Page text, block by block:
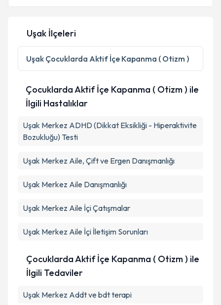
Uşak İlçeleri
Uşak Çocuklarda Aktif İçe Kapanma ( Otizm )
Çocuklarda Aktif İçe Kapanma ( Otizm ) ile
İlgili Hastalıklar
Uşak Merkez ADHD (Dikkat Eksikliği - Hiperaktivite
Bozukluğu) Testi
Uşak Merkez Aile, Çift ve Ergen Danışmanlığı
Uşak Merkez Aile Danışmanlığı
Uşak Merkez Aile İçi Çatışmalar
Uşak Merkez Aile İçi İletişim Sorunları
Çocuklarda Aktif İçe Kapanma ( Otizm ) ile
İlgili Tedaviler
Uşak Merkez Addt ve bdt terapi